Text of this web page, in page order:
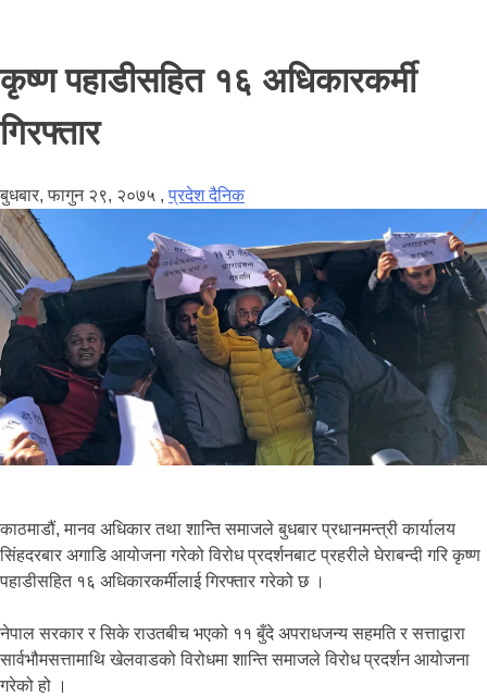
कृष्ण पहाडीसहित १६ अधिकारकर्मी
गिरफ्तार
बुधबार, फागुन २९, २०७५ ,प्रदेश दैनिक
काठमाडौं, मानव अधिकार तथा शान्ति समाजले बुधबार प्रधानमन्त्री कार्यालय
सिंहदरबार अगाडि आयोजना गरेको विरोध प्रदर्शनबाट प्रहरीले घेराबन्दी गरि कृष्ण
पहाडीसहित १६ अधिकारकर्मीलाई गिरफ्तार गरेको छ ।
नेपाल सरकार र सिके राउतबीच भएको ११ बुँदे अपराधजन्य सहमति र सत्ताद्वारा
सार्वभौमसत्तामाथि खेलवाडको विरोधमा शान्ति समाजले विरोध प्रदर्शन आयोजना
गरेको हो ।